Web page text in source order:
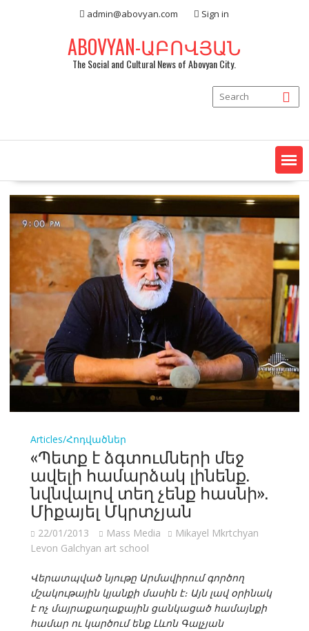
admin@abovyan.com Sign in
ABOVYAN-ԱԲՈՎՅԱՆ
The Social and Cultural News of Abovyan City.
Articles/Հոդվածներ
«Պետք է ձգտումների մեջ
ավելի համարձակ լինենք.
նվնվալով տեղ չենք հասնի».
Միքայել Մկրտչյան
22/01/2013 Mass Media
Mikayel Mkrtchyan
Levon Galchyan art school
Վերատպված նյութը Արմավիրում գործող
մշակութային կյանքի մասին է։ Այն լավ օրինակ
է ոչ մայրաքաղաքային ցանկացած համայնքի
համար ու կարծում ենք Լևոն Գալչյան